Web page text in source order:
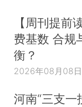
【周刊提前
费基数 合规
衡？
2026年08月08日
河南“三支一